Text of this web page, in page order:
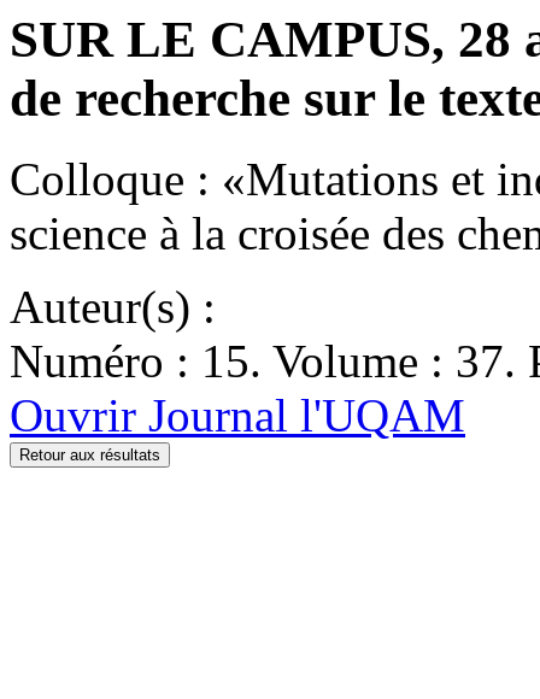
SUR LE CAMPUS, 28
de recherche sur le
Colloque : «Mutations et
science à la croisée des
Auteur(s) :
Numéro : 15. Volume : 37.
Ouvrir Journal l'UQAM
Retour aux résultats